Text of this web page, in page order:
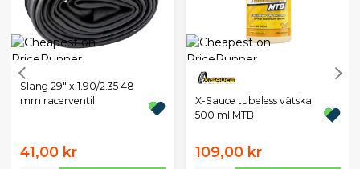
Slang 29" x 1.90/2.35 48
mm racerventil
41,00 kr
X-Sauce tubeless vätska
500 ml MTB
109,00 kr